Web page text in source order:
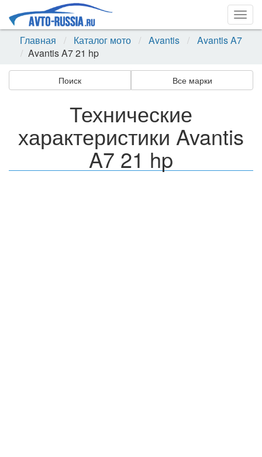
Главная
Каталог мото Avantis
Avantis A7
Avantis A7 21 hp
Поиск Все марки
Технические
характеристики Avantis
A7 21 hp